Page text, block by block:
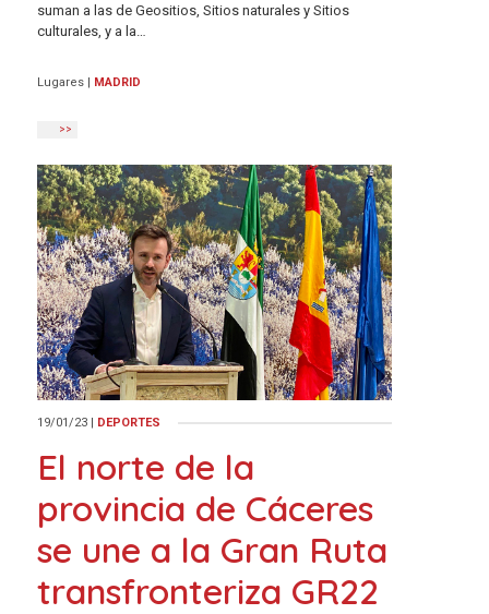
suman a las de Geositios, Sitios naturales y Sitios
culturales, y a la…
Lugares MADRID
>>
19/01/23 DEPORTES
El norte de la
provincia de Cáceres
se une a la Gran Ruta
transfronteriza GR22